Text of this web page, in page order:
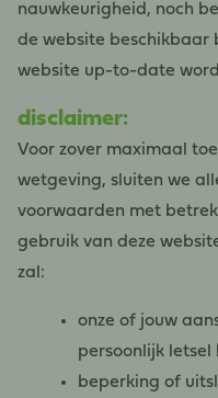
nauwkeurigheid, noch
de website
website up-to-date
disclaimer:
Voor zover maximaal
wetgeving, sluiten we
voorwaarden met
gebruik van deze
zal:
onze of jouw
persoonlijk
beperking of